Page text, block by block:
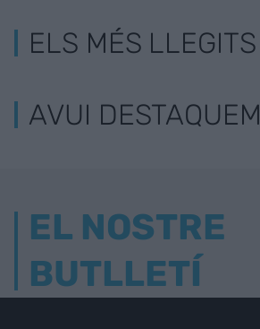
ELS MÉS LLEGITS
AVUI DESTAQUEM
EL NOSTRE
BUTLLETÍ